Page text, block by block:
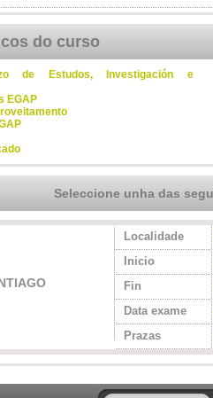
do curso
de Estudos, Investigación e
EGAP
Seleccione unha das
Localidade
Inicio
Fin
Data exame
Prazas